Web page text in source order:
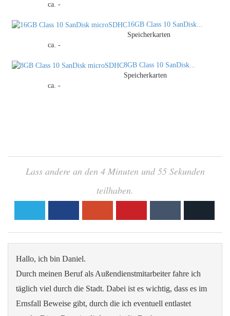
ca. -
16GB Class 10 SanDisk...
Speicherkarten
ca. -
8GB Class 10 SanDisk...
Speicherkarten
ca. -
Lass andere an den 4 Minuten und 55 Sekunden
teilhaben.
Hallo, ich bin Daniel.
Durch meinen Beruf als Außendienstmitarbeiter fahre ich
täglich viel durch die Stadt. Dabei ist es wichtig, dass es im
Ernsfall Beweise gibt, durch die ich eventuell entlastet